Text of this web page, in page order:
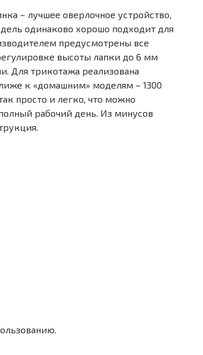
– лучшее оверлочное устройство,
одинаково хорошо подходит для
предусмотрены все
высоты лапки до 6 мм
Для трикотажа реализована
к «домашним» моделям – 1300
просто и легко, что можно
рабочий день. Из минусов